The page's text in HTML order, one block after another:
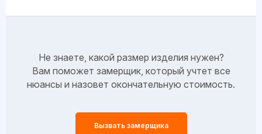
Не знаете, какой размер изделия нужен?
Вам поможет замерщик, который учтет все
нюансы и назовет окончательную стоимость.
Вызвать замерщика